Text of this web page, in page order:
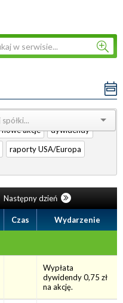
nowe akcje
dywidendy
raporty USA/Europa
Następny dzień
Czas Wydarzenie
Wypłata
dywidendy 0,75 zł
na akcję.